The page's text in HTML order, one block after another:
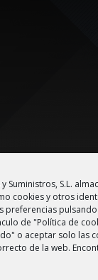
Suministros, S.L.
cookies y otros
preferencias
de "Política de
o aceptar solo las
de la web.